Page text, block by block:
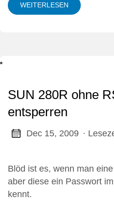
WEITERLESEN
SUN 280R ohne
entsperren
Dec 15, 2009 ·
Blöd ist es, wenn man
aber diese ein Passwort
kennt.